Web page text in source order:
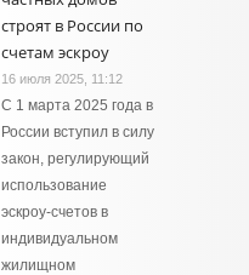
строят в России по
счетам эскроу
16 июля 2025, 11:12
С 1 марта 2025 года в
России вступил в силу
закон, регулирующий
использование
эскроу-счетов в
индивидуальном
жилищном